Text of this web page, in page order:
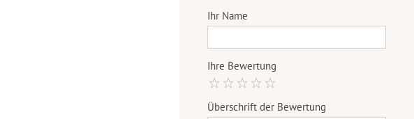
Ihr Name
Ihre Bewertung
Überschrift der Bewertung